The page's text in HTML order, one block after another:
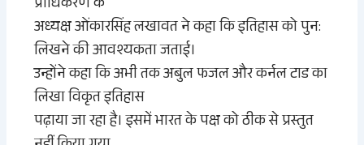
प्राधिकरण के
अध्यक्ष ओंकारसिंह लखावत ने कहा कि इतिहास को पुन:
लिखने की आवश्यकता जताई।
उन्होंने कहा कि अभी तक अबुल फजल और कर्नल टाड का
लिखा विकृत इतिहास
पढ़ाया जा रहा है। इसमें भारत के पक्ष को ठीक से प्रस्तुत